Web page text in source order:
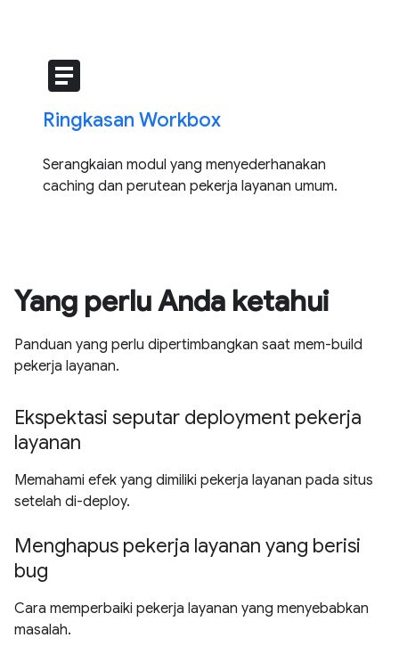
article
Ringkasan Workbox
Serangkaian modul yang menyederhanakan
caching dan perutean pekerja layanan umum.
Yang perlu Anda ketahui
Panduan yang perlu dipertimbangkan saat mem-build
pekerja layanan.
Ekspektasi seputar deployment pekerja
layanan
Memahami efek yang dimiliki pekerja layanan pada situs
setelah di-deploy.
Menghapus pekerja layanan yang berisi
bug
Cara memperbaiki pekerja layanan yang menyebabkan
masalah.